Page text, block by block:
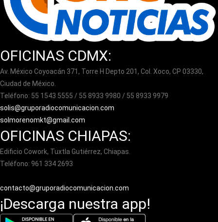
OFICINAS CDMX:
Av. México Coyoacán 371, Torre H Depto 201, Col. Xoco, CP 03330,
Ciudad de México.
Teléfono: 55 1543 5555 / 55 8933 9980 / 55 8933 9979
solis@gruporadiocomunicacion.com
solmorenomkt@gmail.com
OFICINAS CHIAPAS:
Edificio Cowork, Tuxtla Gutiérrez, Chiapas.
Teléfono: 961 334 2693
contacto@gruporadiocomunicacion.com
¡Descarga nuestra app!